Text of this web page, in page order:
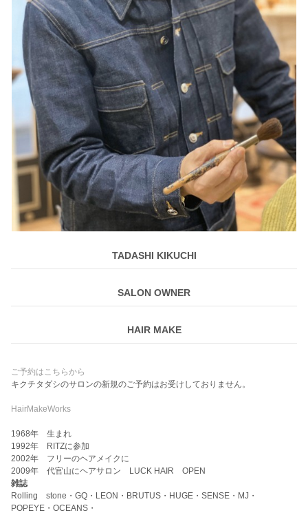
TADASHI KIKUCHI
SALON OWNER
HAIR MAKE
ご予約はこちらから
キクチタダシのサロンの新規のご予約はお受けしておりません。
HairMakeWorks
1968年 生まれ
1992年 RITZに参加
2002年 フリーのヘアメイクに
2009年 代官山にヘアサロン LUCK HAIR OPEN
雑誌
Rolling stone・GQ・LEON・BRUTUS・HUGE・SENSE・MJ・
POPEYE・OCEANS・